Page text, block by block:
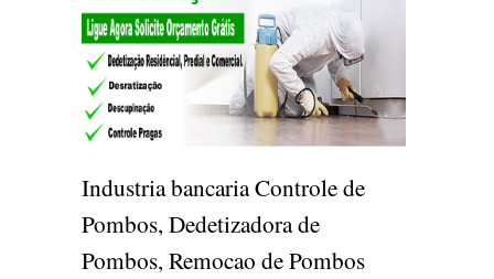
Industria bancaria Controle de
Pombos, Dedetizadora de
Pombos, Remocao de Pombos